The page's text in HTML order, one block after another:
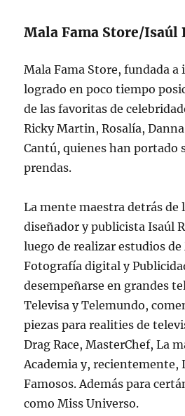
Mala Fama Store/Isaúl
Mala Fama Store, fundada a
logrado en poco tiempo
de las favoritas de
Ricky Martin, Rosalía,
Cantú, quienes han portado
prendas.
La mente maestra detrás de
diseñador y publicista Isaúl
luego de realizar estudios
Fotografía digital y
desempeñarse en grandes
Televisa y Telemundo,
piezas para realities de
Drag Race, MasterChef, La
Academia y, recientemente,
Famosos. Además para
como Miss Universo.